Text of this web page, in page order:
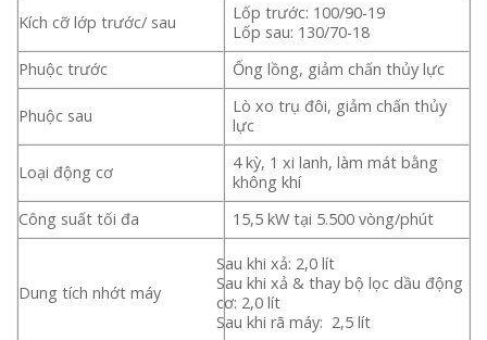
Kích cỡ lớp trước/ sau
Lốp trước: 100/90-19
Lốp sau: 130/70-18
Phuộc trước
Ống lồng, giảm chấn thủy lực
Phuộc sau
Lò xo trụ đôi, giảm chấn thủy
lực
Loại động cơ
4 kỳ, 1 xi lanh, làm mát bằng
không khí
Công suất tối đa
15,5 kW tại 5.500 vòng/phút
Dung tích nhớt máy
Sau khi xả: 2,0 lít
Sau khi xả & thay bộ lọc dầu động
cơ: 2,0 lít
Sau khi rã máy: 2,5 lít